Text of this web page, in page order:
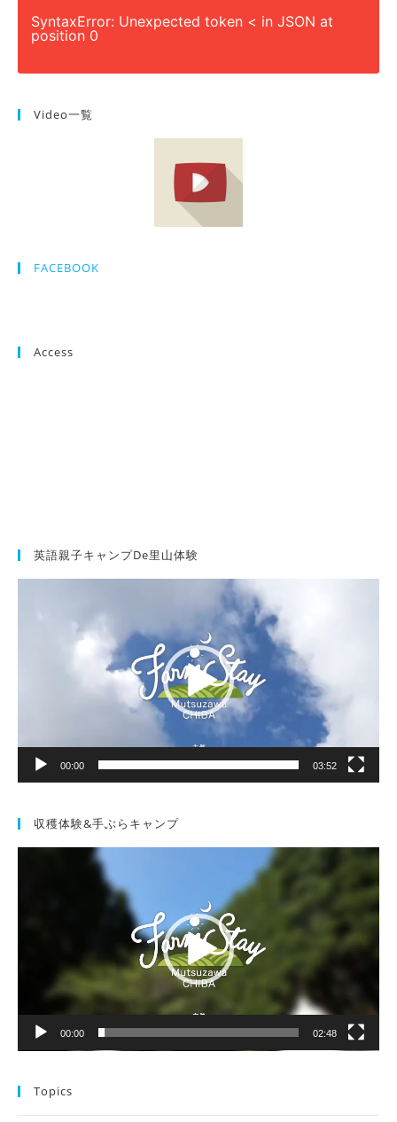
SyntaxError: Unexpected token < in JSON at
position 0
Video一覧
FACEBOOK
Access
英語親子キャンプde里山体験
00:00 03:52
収穫体験&手ぶらキャンプ
00:00 02:48
Topics